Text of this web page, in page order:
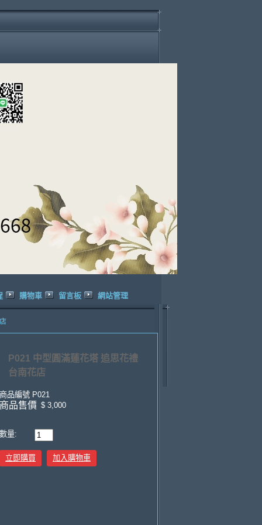
購物車 留言板 網站管理
P021 中型圓滿蓮花塔 追思花禮
台南花店
商品編號 P021
商品售價 $ 3,000
數量:
立即購買 加入購物車